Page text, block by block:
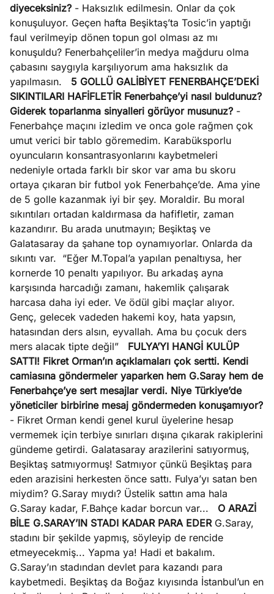
diyeceksiniz? - Haksızlık edilmesin. Onlar da çok
konuşuluyor. Geçen hafta Beşiktaş’ta Tosic’in yaptığı
faul verilmeyip dönen topun gol olması az mı
konuşuldu? Fenerbahçeliler’in medya mağduru olma
çabasını saygıyla karşılıyorum ama haksızlık da
yapılmasın. 5 GOLLÜ GALİBİYET FENERBAHÇE’DEKİ
SIKINTILARI HAFİFLETİR Fenerbahçe’yi nasıl buldunuz?
Giderek toparlanma sinyalleri görüyor musunuz? -
Fenerbahçe maçını izledim ve onca gole rağmen çok
umut verici bir tablo göremedim. Karabüksporlu
oyuncuların konsantrasyonlarını kaybetmeleri
nedeniyle ortada farklı bir skor var ama bu skoru
ortaya çıkaran bir futbol yok Fenerbahçe’de. Ama yine
de 5 golle kazanmak iyi bir şey. Moraldir. Bu moral
sıkıntıları ortadan kaldırmasa da hafifletir, zaman
kazandırır. Bu arada unutmayın; Beşiktaş ve
Galatasaray da şahane top oynamıyorlar. Onlarda da
sıkıntı var. “Eğer M.Topal’a yapılan penaltıysa, her
kornerde 10 penaltı yapılıyor. Bu arkadaş ayna
karşısında harcadığı zamanı, hakemlik çalışarak
harcasa daha iyi eder. Ve ödül gibi maçlar alıyor.
Genç, gelecek vadeden hakemi koy, hata yapsın,
hatasından ders alsın, eyvallah. Ama bu çocuk ders
mers alacak tipte değil” FULYA’YI HANGİ KULÜP
SATTI! Fikret Orman’ın açıklamaları çok sertti. Kendi
camiasına göndermeler yaparken hem G.Saray hem de
Fenerbahçe’ye sert mesajlar verdi. Niye Türkiye’de
yöneticiler birbirine mesaj göndermeden konuşamıyor?
- Fikret Orman kendi genel kurul üyelerine hesap
vermemek için terbiye sınırları dışına çıkarak rakiplerini
gündeme getirdi. Galatasaray arazilerini satıyormuş,
Beşiktaş satmıyormuş! Satmıyor çünkü Beşiktaş para
eden arazisini herkesten önce sattı. Fulya’yı satan ben
miydim? G.Saray mıydı? Üstelik sattın ama hala
G.Saray kadar, F.Bahçe kadar borcun var... O ARAZİ
BİLE G.SARAY’IN STADI KADAR PARA EDERG.Saray,
stadını bir şekilde yapmış, söyleyip de rencide
etmeyecekmiş... Yapma ya! Hadi et bakalım.
G.Saray’ın stadından devlet para kazandı para
kaybetmedi. Beşiktaş da Boğaz kıyısında İstanbul’un en